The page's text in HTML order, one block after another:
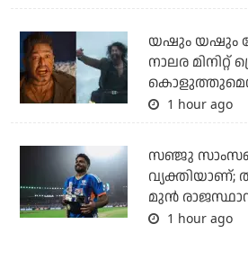
യഷും യഷും
നാലര മിനിറ്റ്
1 hour ago
സഞ്ജു
മുന്‍
1 hour ago